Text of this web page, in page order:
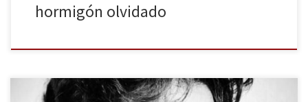
hormigón olvidado